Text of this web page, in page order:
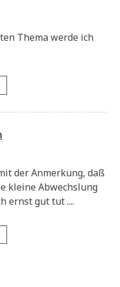
The­ma wer­de ich
der Anmer­kung, daß
klei­ne Abwechs­lung
ernst gut tut ....